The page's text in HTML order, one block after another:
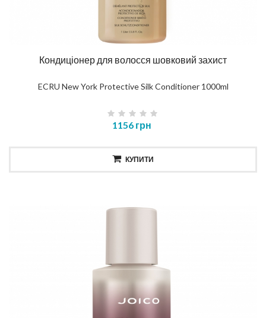
Кондиціонер для волосся шовковий захист
ECRU New York Protective Silk Conditioner 1000ml
1156 грн
КУПИТИ